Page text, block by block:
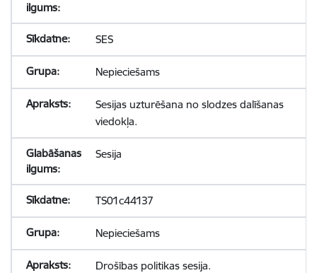
SES
Nepieciešams
Sesijas uzturēšana no slodzes dalīšanas
viedokļa.
Sesija
TS01c44137
Nepieciešams
Drošības politikas sesija.